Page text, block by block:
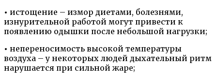
• истощение – измор диетами, болезнями,
изнурительной работой могут привести к
появлению одышки после небольшой нагрузки;
• непереносимость высокой температуры
воздуха – у некоторых людей дыхательный ритм
нарушается при сильной жаре;